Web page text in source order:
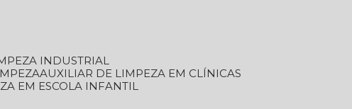
INDUSTRIAL
AUXILIAR DE LIMPEZA EM CLÍNICAS
EM ESCOLA INFANTIL